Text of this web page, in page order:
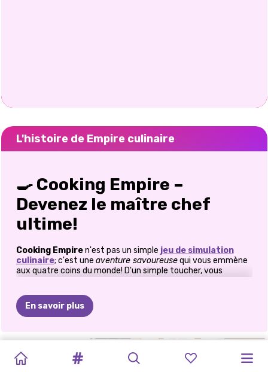
L'histoire de Empire culinaire
🍳 Cooking Empire –
Devenez le maître chef
ultime!
Cooking Empiren'est pas un simple jeu de simulation
culinaire; c'est une aventure savoureusequi vous emmène
aux quatre coins du monde! D'un simple toucher, vous
délices gastronomiques, ce jeu transforme votre cuisine en
un empire culinaire où chaque plat raconte une histoire.
🌎Parcourez le monde, une recette à
la fois
En savoir plus
JEU :
LABUBU
STREAM :
JEU
CUISINE
RECETTES
DE
RECETTES
HAZEL
LES
PATRONS
MILKSHAKE